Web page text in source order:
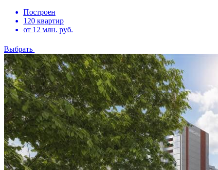
Построен
120 квартир
от 12 млн. руб.
Выбрать